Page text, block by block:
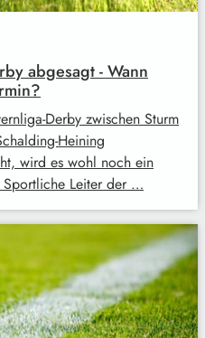
abgesagt - Wann
Derby zwischen Sturm
Heining
wird es wohl noch ein
Sportliche Leiter der …